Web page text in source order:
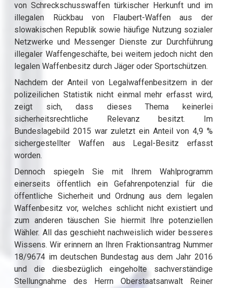
von Schreckschusswaffen türkischer Herkunft und im
illegalen Rückbau von Flaubert-Waffen aus der
slowakischen Republik sowie häufige Nutzung sozialer
Netzwerke und Messenger Dienste zur Durchführung
illegaler Waffengeschäfte, bei weitem jedoch nicht den
legalen Waffenbesitz durch Jäger oder Sportschützen.
Nachdem der Anteil von Legalwaffenbesitzern in der
polizeilichen Statistik nicht einmal mehr erfasst wird,
zeigt sich, dass dieses Thema keinerlei
sicherheitsrechtliche Relevanz besitzt. Im
Bundeslagebild 2015 war zuletzt ein Anteil von 4,9 %
sichergestellter Waffen aus Legal-Besitz erfasst
worden.
Dennoch spiegeln Sie mit Ihrem Wahlprogramm
einerseits öffentlich ein Gefahrenpotenzial für die
öffentliche Sicherheit und Ordnung aus dem legalen
Waffenbesitz vor, welches schlicht nicht existiert und
zum anderen täuschen Sie hiermit Ihre potenziellen
Wähler. All das geschieht nachweislich wider besseres
Wissens. Wir erinnern an Ihren Fraktionsantrag Nummer
18/9674 im deutschen Bundestag aus dem Jahr 2016
und die diesbezüglich eingeholte sachverständige
Stellungnahme des Herrn Oberstaatsanwalt Reiner